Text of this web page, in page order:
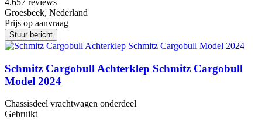
Groesbeek, Nederland
Prijs op aanvraag
Stuur bericht
Schmitz Cargobull Achterklep Schmitz Cargobull
Model 2024
Chassisdeel vrachtwagen onderdeel
Gebruikt